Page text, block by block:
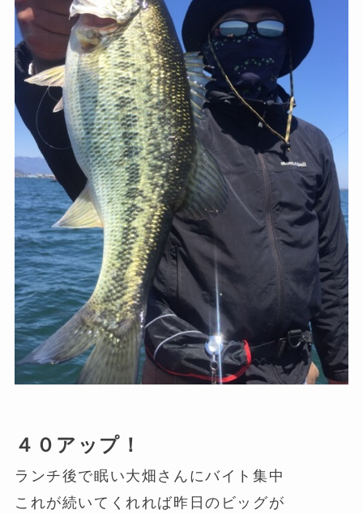
４０アップ！
ランチ後で眠い大畑さんにバイト集中
これが続いてくれれば昨日のビッグが